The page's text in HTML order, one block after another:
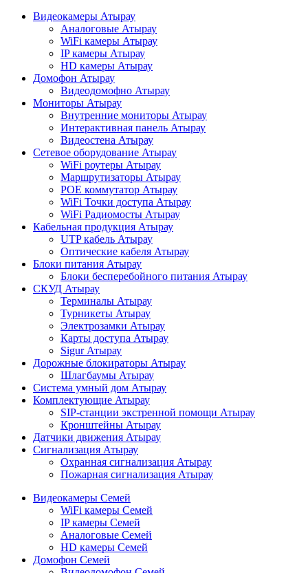
Видеокамеры Атырау
Аналоговые Атырау
WiFi камеры Атырау
IP камеры Атырау
HD камеры Атырау
Домофон Атырау
Видеодомофно Атырау
Мониторы Атырау
Внутренние мониторы Атырау
Интерактивная панель Атырау
Видеостена Атырау
Сетевое оборудование Атырау
WiFi роутеры Атырау
Маршрутизаторы Атырау
POE коммутатор Атырау
WiFi Точки доступа Атырау
WiFi Радиомосты Атырау
Кабельная продукция Атырау
UTP кабель Атырау
Оптические кабеля Атырау
Блоки питания Атырау
Блоки бесперебойного питания Атырау
СКУД Атырау
Терминалы Атырау
Турникеты Атырау
Электрозамки Атырау
Карты доступа Атырау
Sigur Атырау
Дорожные блокираторы Атырау
Шлагбаумы Атырау
Система умный дом Атырау
Комплектующие Атырау
SIP-станции экстренной помощи Атырау
Кронштейны Атырау
Датчики движения Атырау
Сигнализация Атырау
Охранная сигнализация Атырау
Пожарная сигнализация Атырау
Видеокамеры Семей
WiFi камеры Семей
IP камеры Семей
Аналоговые Семей
HD камеры Семей
Домофон Семей